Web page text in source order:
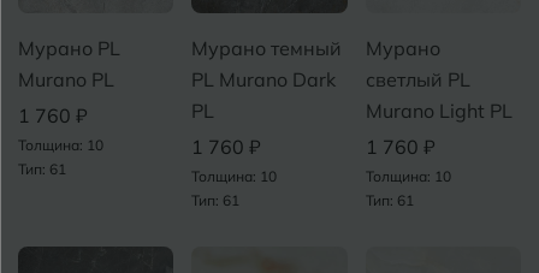
Мурано PL
Murano PL
1 760 ₽
Толщина: 10
Тип: 61
Мурано темный
PL Murano Dark
PL
1 760 ₽
Толщина: 10
Тип: 61
Мурано
светлый PL
Murano Light PL
1 760 ₽
Толщина: 10
Тип: 61